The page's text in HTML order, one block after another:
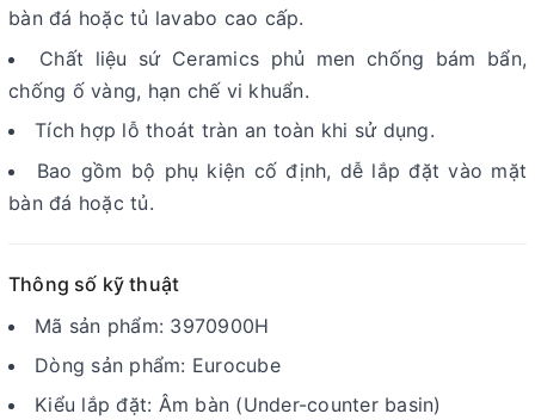
bàn đá hoặc tủ lavabo cao cấp.
Chất liệu sứ Ceramics phủ men chống bám bẩn,
chống ố vàng, hạn chế vi khuẩn.
Tích hợp lỗ thoát tràn an toàn khi sử dụng.
Bao gồm bộ phụ kiện cố định, dễ lắp đặt vào mặt
bàn đá hoặc tủ.
Thông số kỹ thuật
Mã sản phẩm: 3970900H
Dòng sản phẩm: Eurocube
Kiểu lắp đặt: Âm bàn (Under-counter basin)